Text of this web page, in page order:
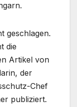
geschlagen.
die
Artikel von
der
Chef
publiziert.